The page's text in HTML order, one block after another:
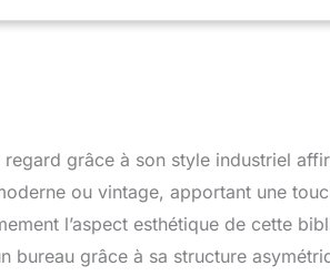
qu'elle bascule en avant. SOLIDE
8 kg (grande étagère), 4 kg (petite
grâce à son style industriel
ou vintage, apportant une
l’aspect esthétique de cette
bureau grâce à sa structure